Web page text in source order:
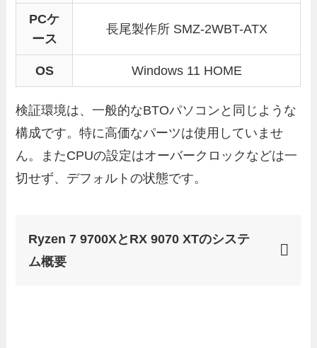
PCケ
ース
長尾製作所 SMZ-2WBT-ATX
OS Windows 11 HOME
検証環境は、一般的なBTOパソコンと同じような
構成です。特に高価なパーツは使用していませ
ん。またCPUの設定はオーバークロックなどは一
切せず、デフォルトの状態です。
Ryzen 7 9700XとRX 9070 XTのシステ
ム概要